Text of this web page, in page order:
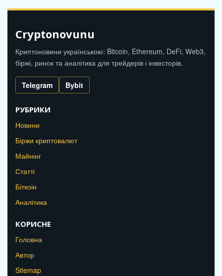
Cryptonovunu
Криптоновини українською: Bitcoin, Ethereum, DeFi, Web3,
біржі, ринок та аналітика для трейдерів і інвесторів.
Telegram Bybit
РУБРИКИ
Новини
Біржи криптовалют
Майнінг
Статті
Біткоін
Аналітика
КОРИСНЕ
Головна
Автор
Sitemap